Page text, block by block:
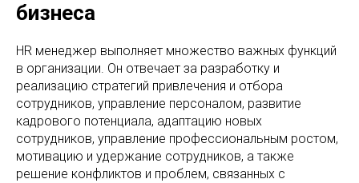
бизнеса
HR менеджер выполняет множество важных функций
в организации. Он отвечает за разработку и
реализацию стратегий привлечения и отбора
сотрудников, управление персоналом, развитие
кадрового потенциала, адаптацию новых
сотрудников, управление профессиональным ростом,
мотивацию и удержание сотрудников, а также
решение конфликтов и проблем, связанных с